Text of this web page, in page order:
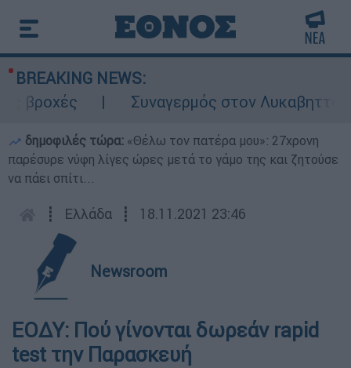
BREAKING NEWS:
Συναγερμός στον Λυκαβηττό: Σορός σε
δημοφιλές τώρα: «Θέλω τον πατέρα μου»: 27χρονη
παρέσυρε νύφη λίγες ώρες μετά το γάμο της και ζητούσε
να πάει σπίτι...
┋ Ελλάδα ┋ 18.11.2021 23:46
Newsroom
ΕΟΔΥ: Πού γίνονται δωρεάν rapid
test την Παρασκευή